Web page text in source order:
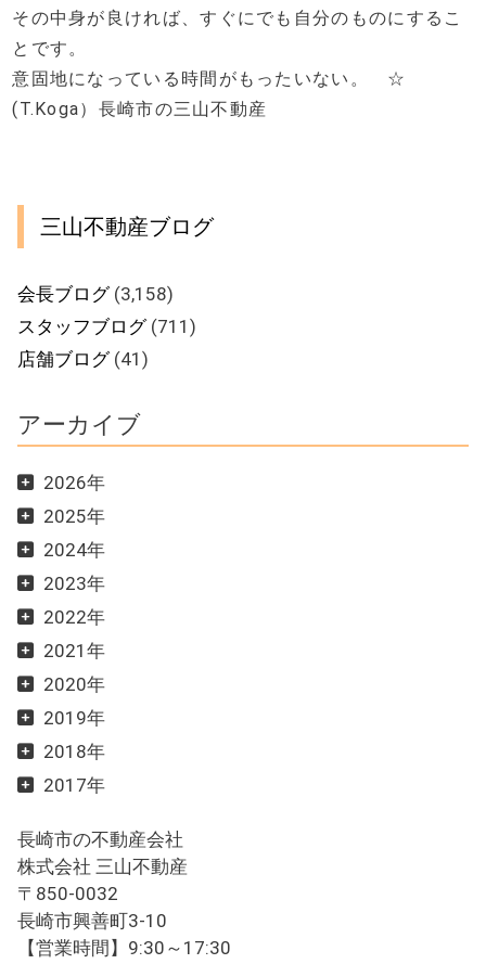
その中身が良ければ、すぐにでも自分のものにするこ
とです。
意固地になっている時間がもったいない。 ☆
(T.Koga）長崎市の三山不動産
三山不動産ブログ
会長ブログ(3,158)
スタッフブログ(711)
店舗ブログ(41)
アーカイブ
2026年
2025年
2024年
2023年
2022年
2021年
2020年
2019年
2018年
2017年
長崎市の不動産会社
株式会社 三山不動産
〒850-0032
長崎市興善町3-10
【営業時間】9:30～17:30